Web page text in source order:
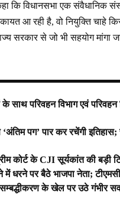
कि विधानसभा एक संवैधानिक
आ रही है, वो नियुक्ति चाहे
सरकार से जो भी सहयोग मांगा
के साथ परिवहन विभाग एवं
पग’ पार कर रचेंगी इतिहास;
कोर्ट के CJI सूर्यकांत की बड़ी
धरने पर बैठे भाजपा नेता;
के खेल पर उठे गंभीर